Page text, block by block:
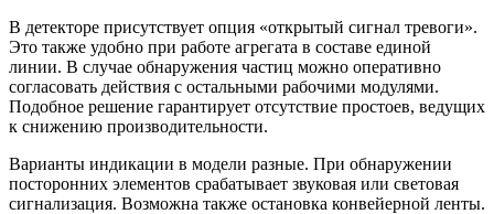
В детекторе присутствует опция «открытый сигнал тревоги».
Это также удобно при работе агрегата в составе единой
линии. В случае обнаружения частиц можно оперативно
согласовать действия с остальными рабочими модулями.
Подобное решение гарантирует отсутствие простоев, ведущих
к снижению производительности.
Варианты индикации в модели разные. При обнаружении
посторонних элементов срабатывает звуковая или световая
сигнализация. Возможна также остановка конвейерной ленты.